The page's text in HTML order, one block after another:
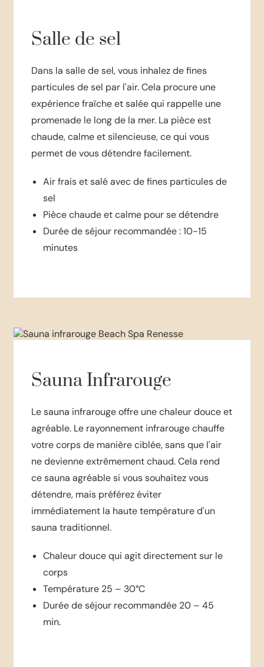
Salle de sel
Dans la salle de sel, vous inhalez de fines
particules de sel par l'air. Cela procure une
expérience fraîche et salée qui rappelle une
promenade le long de la mer. La pièce est
chaude, calme et silencieuse, ce qui vous
permet de vous détendre facilement.
Air frais et salé avec de fines particules de
sel
Pièce chaude et calme pour se détendre
Durée de séjour recommandée : 10-15
minutes
Sauna Infrarouge
Le sauna infrarouge offre une chaleur douce et
agréable. Le rayonnement infrarouge chauffe
votre corps de manière ciblée, sans que l'air
ne devienne extrêmement chaud. Cela rend
ce sauna agréable si vous souhaitez vous
détendre, mais préférez éviter
immédiatement la haute température d'un
sauna traditionnel.
Chaleur douce qui agit directement sur le
corps
Température 25 – 30°C
Durée de séjour recommandée 20 – 45
min.